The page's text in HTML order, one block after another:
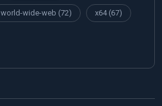
world-wide-web (72) x64(67)